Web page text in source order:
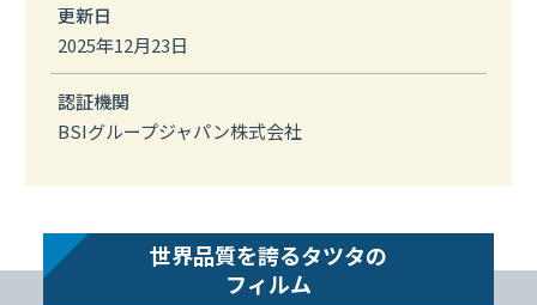
更新日
2025年12月23日
認証機関
BSIグループジャパン株式会社
世界品質を誇るタツタの
フィルム